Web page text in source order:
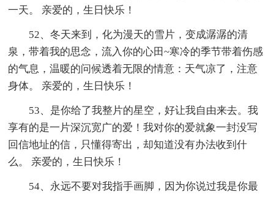
一天。 亲爱的，生日快乐！
52、冬天来到，化为漫天的雪片，变成潺潺的清
泉，带着我的思念，流入你的心田~寒冷的季节带着伤感
的气息，温暖的问候透着无限的情意：天气凉了，注意
身体。 亲爱的，生日快乐！
53、是你给了我整片的星空，好让我自由来去。我
享有的是一片深沉宽广的爱！我对你的爱就象一封没写
回信地址的信，只懂得寄出，却知道没有办法收到什
么。 亲爱的，生日快乐！
54、永远不要对我指手画脚，因为你说过我是你最